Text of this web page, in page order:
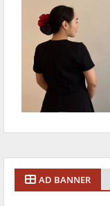
AD BANNER